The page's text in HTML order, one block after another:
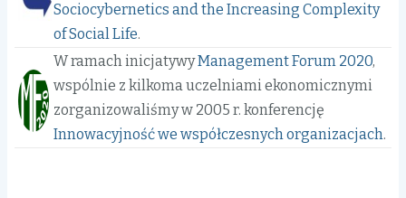
Sociocybernetics and the Increasing Complexity
of Social Life.
W ramach inicjatywyManagement Forum 2020,
wspólnie z kilkoma uczelniami ekonomicznymi
zorganizowaliśmy w 2005 r. konferencję
Innowacyjność we współczesnych organizacjach.